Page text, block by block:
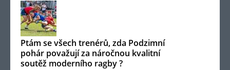
Ptám se všech trenérů, zda Podzimní
pohár považují za náročnou kvalitní
soutěž moderního ragby ?